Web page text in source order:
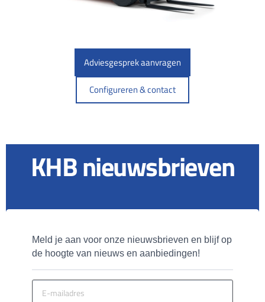
Adviesgesprek aanvragen
Configureren & contact
KHB nieuwsbrieven
Meld je aan voor onze nieuwsbrieven en blijf op
de hoogte van nieuws en aanbiedingen!